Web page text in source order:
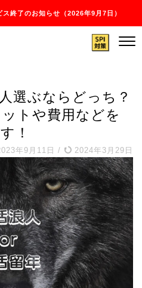
ス終了のお知らせ（2026年9月7日）
選ぶならどっち？
トや費用などを
！
年9月11日 / 2024年3月29日